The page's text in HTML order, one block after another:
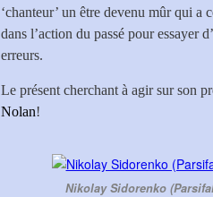
‘chanteur’ un être devenu mûr qui a
dans l’action du passé pour essayer
erreurs.
Le présent cherchant à agir sur son
Nolan!
Nikolay Sidorenko